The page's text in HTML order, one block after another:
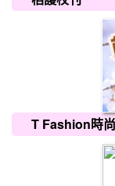
T Fashion時